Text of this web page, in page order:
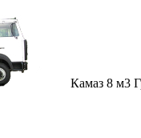
Камаз 8 м3